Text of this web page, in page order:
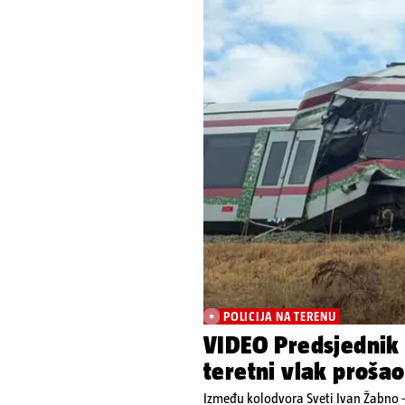
POLICIJA NA TERENU
VIDEO
teretni vlak
Između kolodvora Sveti Ivan